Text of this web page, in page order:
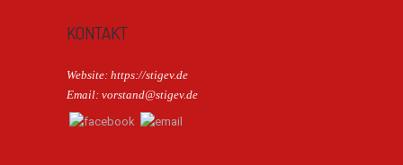
KONTAKT
Website: https://stigev.de
Email: vorstand@stigev.de